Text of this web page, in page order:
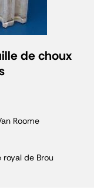
de choux
Roome
de Brou